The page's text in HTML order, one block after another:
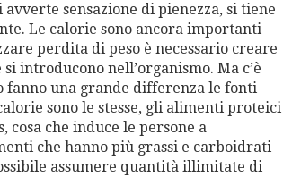
sensazione di pienezza, si tiene
Le calorie sono ancora importanti
perdita di peso è necessario creare
introducono nell’organismo. Ma c’è
fanno una grande differenza le fonti
sono le stesse, gli alimenti proteici
che induce le persone a
che hanno più grassi e carboidrati
assumere quantità illimitate di